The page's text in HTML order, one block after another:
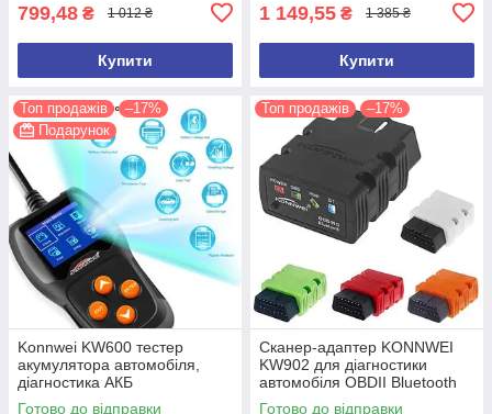
799,48 ₴ 1 012 ₴
Купити
1 149,55 ₴ 1 385 ₴
Купити
Топ продажів
–17%
Подарунок
Konnwei KW600 тестер
акумулятора автомобіля,
діагностика АКБ
Акумуляторний тестер
Готово до відправки
Топ продажів –17%
Сканер-адаптер KONNWEI
KW902 для діагностики
автомобіля OBDII Bluetooth
3.0 Автосканер автотестер
Готово до відправки